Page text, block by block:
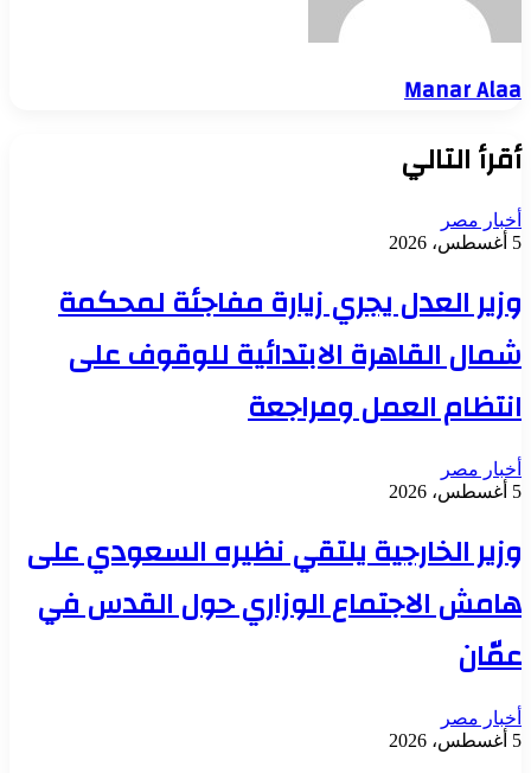
Manar Alaa
أقرأ التالي
أخبار مصر
5 أغسطس، 2026
وزير العدل يجري زيارة مفاجئة لمحكمة
شمال القاهرة الابتدائية للوقوف على
انتظام العمل ومراجعة
أخبار مصر
5 أغسطس، 2026
وزير الخارجية يلتقي نظيره السعودي على
هامش الاجتماع الوزاري حول القدس في
عمّان
أخبار مصر
5 أغسطس، 2026